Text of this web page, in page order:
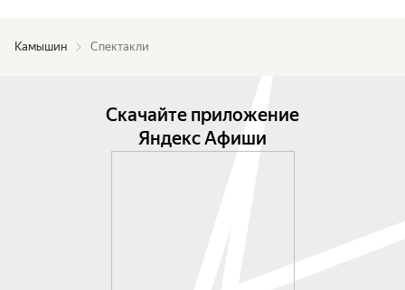
Камышин Спектакли
Скачайте приложение
Яндекс Афиши